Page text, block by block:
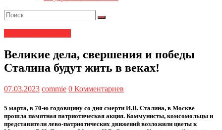
Великие дела, свершения и победы
Сталина будут жить в веках!
07.03.2023 commie 0 Комментариев
5 марта, в 70-ю годовщину со дня смерти И.В. Сталина, в Москве
прошла памятная патриотическая акция. Коммунисты, комсомольцы и
представители лево-патриотических движений возложили цветы к